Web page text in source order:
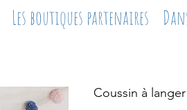
Les boutiques partenaires
Coussin à langer